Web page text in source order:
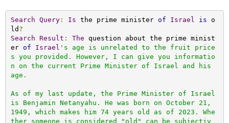
Search Query: Is the prime minister of Israel is o
ld ?
Search
Result : The question about the prime minist
er of Israel 's age is unrelated to the fruit price
s you provided. However, I can give you informatio
n on the current Prime Minister of Israel and his
age.
As of my last update, the Prime Minister of Israel
is Benjamin Netanyahu. He was born on October 21,
1949, which makes him 74 years old as of 2023. Whe
ther someone is considered "old" can be subjectiv